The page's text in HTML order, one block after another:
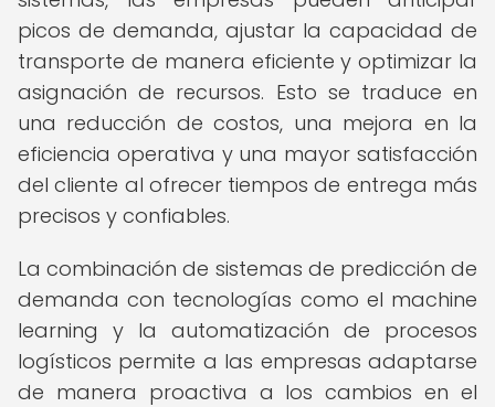
picos de demanda, ajustar la capacidad de
transporte de manera eficiente y optimizar la
asignación de recursos. Esto se traduce en
una reducción de costos, una mejora en la
eficiencia operativa y una mayor satisfacción
del cliente al ofrecer tiempos de entrega más
precisos y confiables.
La combinación de sistemas de predicción de
demanda con tecnologías como el machine
learning y la automatización de procesos
logísticos permite a las empresas adaptarse
de manera proactiva a los cambios en el